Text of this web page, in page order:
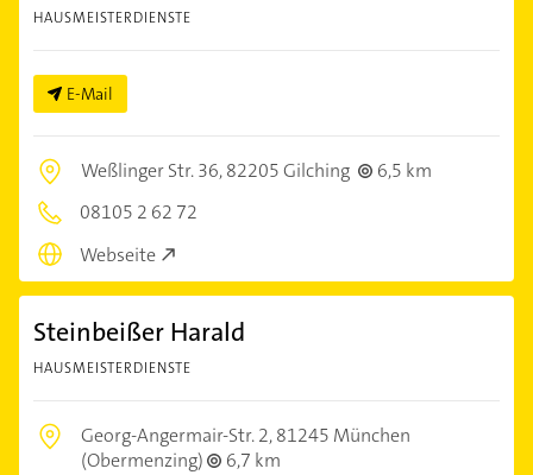
HAUSMEISTERDIENSTE
E-Mail
Weßlinger Str. 36,82205 Gilching
6,5 km
08105 2 62 72
Webseite
Steinbeißer Harald
HAUSMEISTERDIENSTE
Georg-Angermair-Str. 2,81245 München
(Obermenzing)
6,7 km